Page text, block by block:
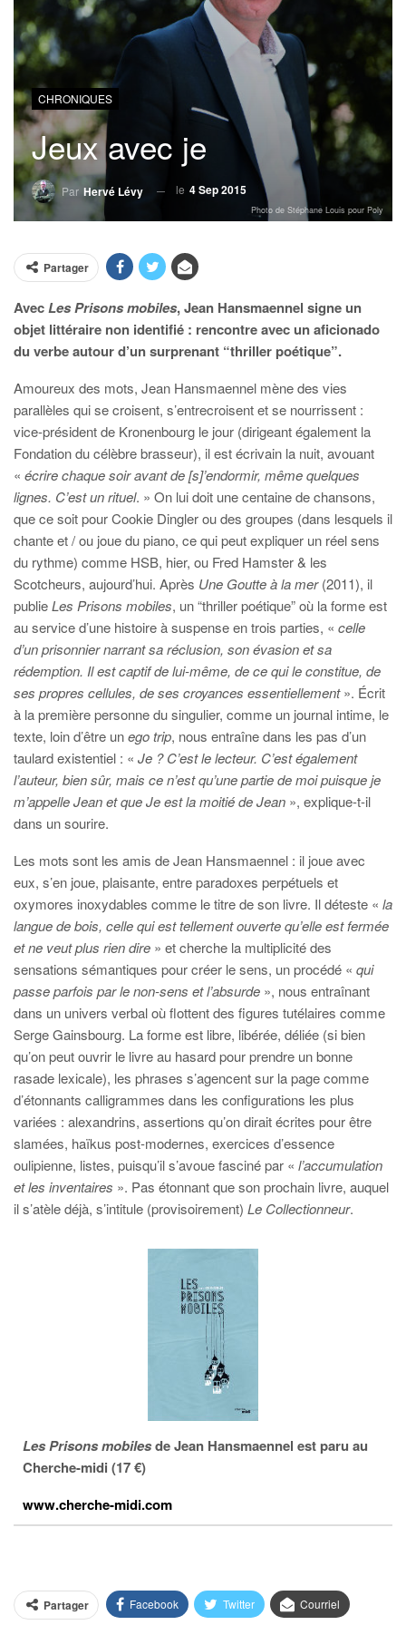
CHRONIQUES
Jeux avec je
Par Hervé Lévy le 4 Sep 2015
Photo de Stéphane Louis pour Poly
Partager
AvecLes Prisons mobiles, Jean Hansmaennel signe un
objet littéraire non identifié : rencontre avec un aficionado
du verbe autour d’un surprenant “thriller poétique”.
Amoureux des mots, Jean Hansmaennel mène des vies
parallèles qui se croisent, s’entrecroisent et se nourrissent :
vice-président de Kronenbourg le jour (dirigeant également la
Fondation du célèbre brasseur), il est écrivain la nuit, avouant
« écrire chaque soir avant de [s]’endormir, même quelques
lignes. C’est un rituel. » On lui doit une centaine de chansons,
que ce soit pour Cookie Dingler ou des groupes (dans lesquels il
chante et / ou joue du piano, ce qui peut expliquer un réel sens
du rythme) comme HSB, hier, ou Fred Hamster & les
Scotcheurs, aujourd’hui. Après Une Goutte à la mer(2011), il
publieLes Prisons mobiles, un “thriller poétique” où la forme est
au service d’une histoire à suspense en trois parties, « celle
d’un prisonnier narrant sa réclusion, son évasion et sa
rédemption. Il est captif de lui-même, de ce qui le constitue, de
ses propres cellules, de ses croyances essentiellement». Écrit
à la première personne du singulier, comme un journal intime, le
texte, loin d’être unego trip, nous entraîne dans les pas d’un
taulard existentiel : « Je ? C’est le lecteur. C’est également
l’auteur, bien sûr, mais ce n’est qu’une partie de moi puisque je
m’appelle Jean et que Je est la moitié de Jean », explique-t-il
dans un sourire.
Les mots sont les amis de Jean Hansmaennel : il joue avec
eux, s’en joue, plaisante, entre paradoxes perpétuels et
oxymores inoxydables comme le titre de son livre. Il déteste « la
langue de bois, celle qui est tellement ouverte qu’elle est fermée
et ne veut plus rien dire » et cherche la multiplicité des
sensations sémantiques pour créer le sens, un procédé « qui
passe parfois par le non-sens et l’absurde », nous entraînant
dans un univers verbal où flottent des figures tutélaires comme
Serge Gainsbourg. La forme est libre, libérée, déliée (si bien
qu’on peut ouvrir le livre au hasard pour prendre un bonne
rasade lexicale), les phrases s’agencent sur la page comme
d’étonnants calligrammes dans les configurations les plus
variées : alexandrins, assertions qu’on dirait écrites pour être
slamées, haïkus post-modernes, exercices d’essence
oulipienne, listes, puisqu’il s’avoue fasciné par « l’accumulation
et les inventaires ». Pas étonnant que son prochain livre, auquel
il s’atèle déjà, s’intitule (provisoirement) Le Collectionneur.
Les Prisons mobilesde Jean Hansmaennel est paru au
Cherche-midi (17 €)
www.cherche-midi.com
Partager Facebook Twitter Courriel